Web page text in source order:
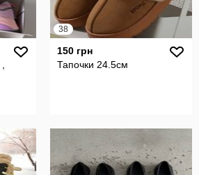
38
150 грн
Тапочки 24.5см